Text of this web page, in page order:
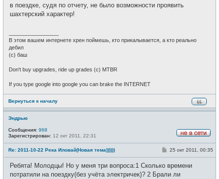
б
в поездке, судя по отчету, не было возможности проявить
шахтерский характер!
В этом вашем интернете хрен поймешь, кто прикалывается, а кто реально
дебил
(c) баш
Don't buy upgrades, ride up grades (c) MTBR
If you type google into google you can brake the INTERNET
Вернуться к началу
Эндрью
в
с
Сообщения: 968
Зарегистрирован: 12 окт 2011, 22:31
Re: 2011-10-22 Река Иловай(Новая тема))))))
С
б
щ
25 окт 2011, 00:35
Ребята! Молодцы! Но у меня три вопроса:1 Сколько времени
потратили на поездку(без учёта электричек)? 2 Брали ли